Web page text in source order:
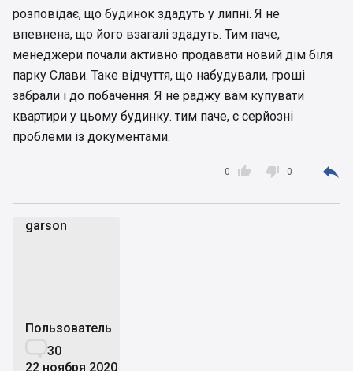
розповідає, що будинок здадуть у липні. Я не
впевнена, що його взагалі здадуть. Тим паче,
менеджери почали активно продавати новий дім біля
парку Слави. Таке відчуття, що набудували, гроші
забрали і до побачення. Я не раджу вам купувати
квартири у цьому будинку. тим паче, є серйозні
проблеми із документами.

0  0 
garson
Пользователь
30
22 ноября 2020